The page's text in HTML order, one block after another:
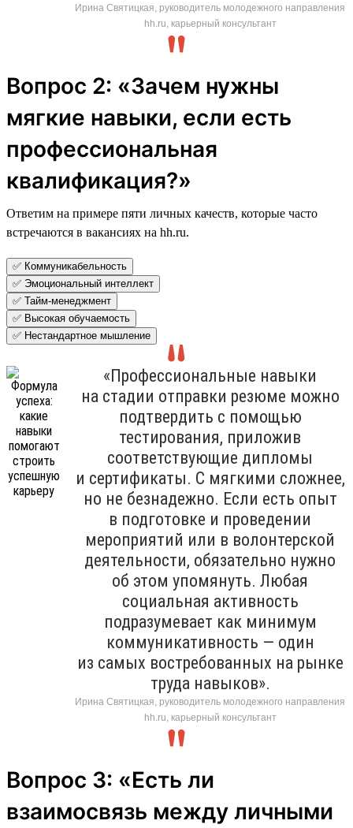
Ирина Святицкая, руководитель молодежного направления
hh.ru, карьерный консультант
Вопрос 2: «Зачем нужны
мягкие навыки, если есть
профессиональная
квалификация?»
Ответим на примере пяти личных качеств, которые часто
встречаются в вакансиях на hh.ru.
✅ Коммуникабельность
✅ Эмоциональный интеллект
✅ Тайм-менеджмент
✅ Высокая обучаемость
✅ Нестандартное мышление
«Профессиональные навыки
на стадии отправки резюме можно
подтвердить с помощью
тестирования, приложив
соответствующие дипломы
и сертификаты. С мягкими сложнее,
но не безнадежно. Если есть опыт
в подготовке и проведении
мероприятий или в волонтерской
деятельности, обязательно нужно
об этом упомянуть. Любая
социальная активность
подразумевает как минимум
коммуникативность — один
из самых востребованных на рынке
труда навыков».
Ирина Святицкая, руководитель молодежного направления
hh.ru, карьерный консультант
Вопрос 3: «Есть ли
взаимосвязь между личными